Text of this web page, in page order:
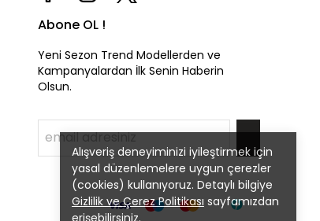
Alışveriş deneyiminizi iyileştirmek için
yasal düzenlemelere uygun çerezler
(cookies) kullanıyoruz. Detaylı bilgiye
Gizlilik ve Çerez Politikası sayfamızdan
erişebilirsiniz.
Abone OL !
Yeni Sezon Trend Modellerden ve
Kampanyalardan İlk Senin Haberin
Olsun.